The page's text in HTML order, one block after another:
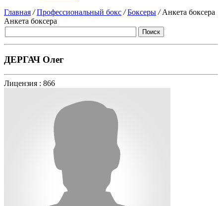
Главная / Профессиональный бокс / Боксеры /Анкета боксера
Анкета боксера
ДЕРГАЧ Олег
Лицензия : 866